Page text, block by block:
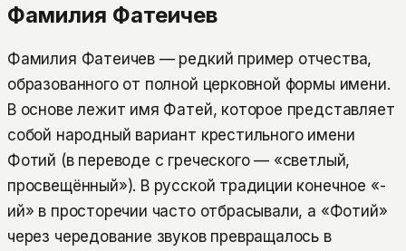
Фамилия Фатеичев
Фамилия Фатеичев — редкий пример отчества,
образованного от полной церковной формы имени.
В основе лежит имя Фатей, которое представляет
собой народный вариант крестильного имени
Фотий (в переводе с греческого — «светлый,
просвещённый»). В русской традиции конечное «-
ий» в просторечии часто отбрасывали, а «Фотий»
через чередование звуков превращалось в